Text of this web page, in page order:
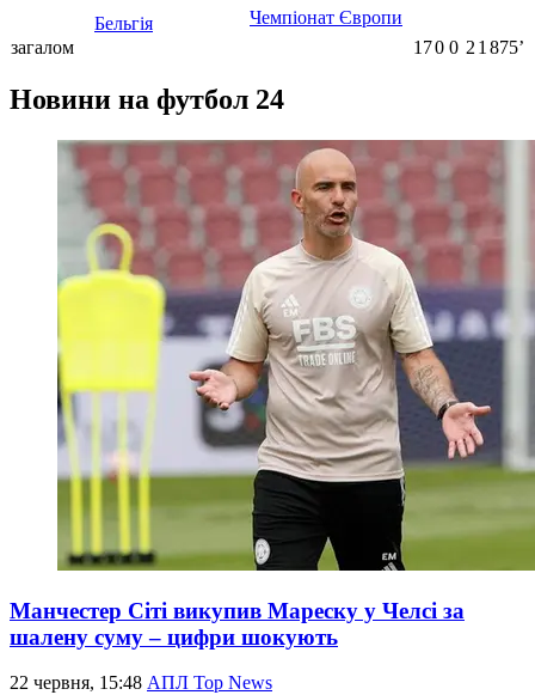
Бельгія
Чемпіонат Європи
загалом
170 0 2 1 875ʼ
Новини на футбол 24
Манчестер Сіті викупив Мареску у Челсі за
шалену суму – цифри шокують
22 червня, 15:48 АПЛ Top News